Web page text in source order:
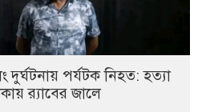
দুর্ঘটনায় পর্যটক নিহত: হত্যা
র‌্যাবের জালে